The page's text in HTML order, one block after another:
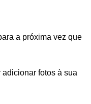
a próxima vez que
fotos à sua